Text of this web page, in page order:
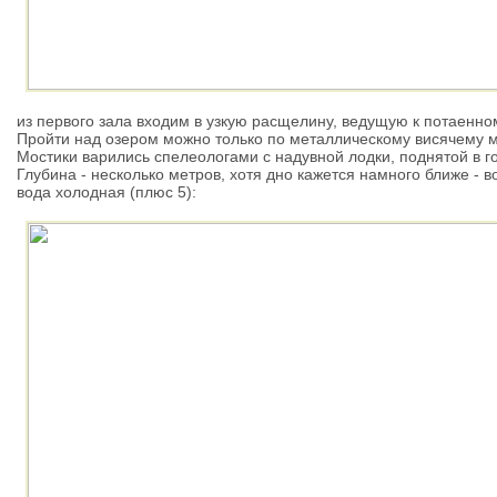
из первого зала входим в узкую расщелину, ведущую к
Пройти над озером можно только по металлическому висячему
Мостики варились спелеологами с надувной лодки, поднятой в
Глубина - несколько метров, хотя дно кажется намного ближе -
вода холодная (плюс 5):